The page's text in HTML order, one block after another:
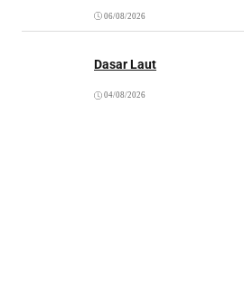
06/08/2026
Dasar Laut
04/08/2026